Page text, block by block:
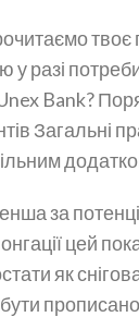
твоє
у разі
Bank?
Загальні
за
цей
як